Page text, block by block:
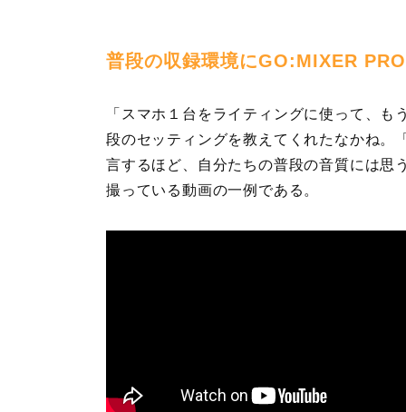
普段の収録環境にGO:MIXER
「スマホ１台をライティングに使って、
段のセッティングを教えてくれたなかね。
言するほど、自分たちの普段の音質には思
撮っている動画の一例である。